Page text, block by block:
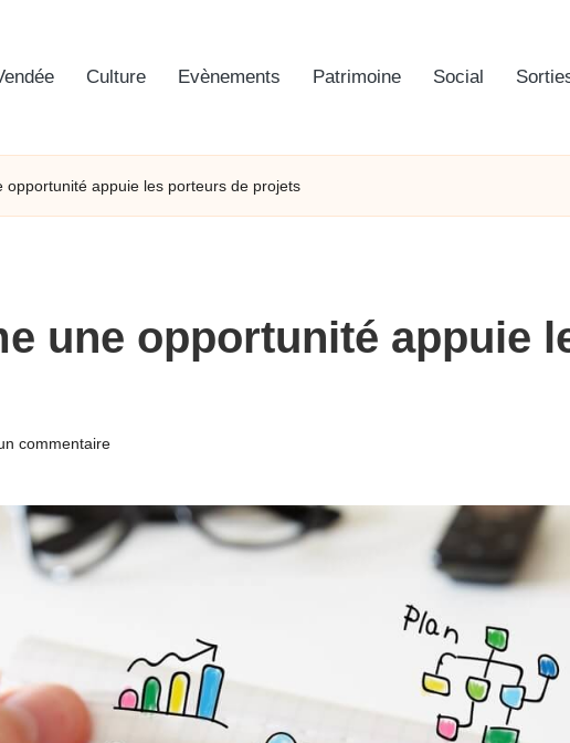
Culture Evènements Patrimoine Social
opportunité appuie les porteurs de projets
une opportunité appuie
commentaire